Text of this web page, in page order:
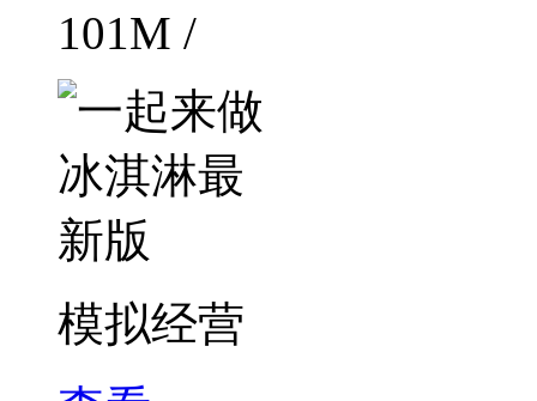
101M /
模拟经营